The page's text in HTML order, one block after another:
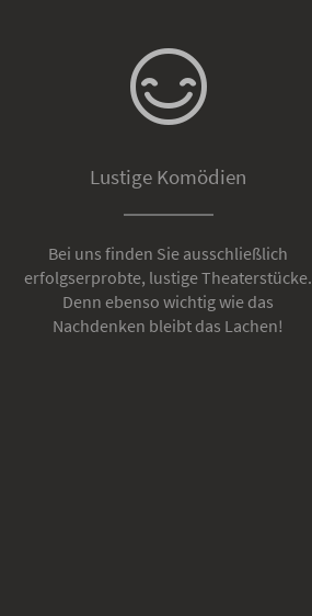
Lustige Komödien
Bei uns finden Sie ausschließlich
erfolgserprobte, lustige Theaterstücke.
Denn ebenso wichtig wie das
Nachdenken bleibt das Lachen!